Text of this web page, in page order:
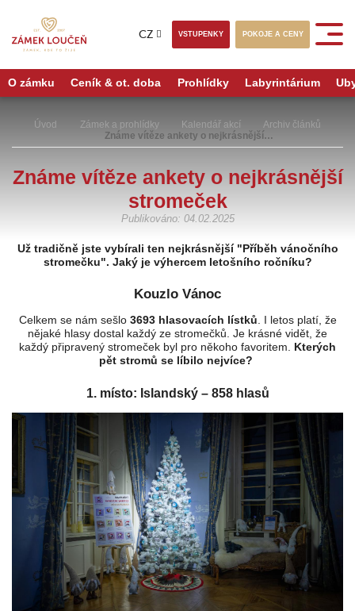
CZ VSTUPENKY POKOJE A CENY
O zámku Ceník & ot. doba Prohlídky Labyrintárium
Úvod Zámek a prohlídky Kalendář akcí
Archiv článků
Známe vítěze ankety o nejkrásnější…
Známe vítěze ankety o nejkrásnější
stromeček
Publikováno: 04.02.2025
Už tradičně jste vybírali ten nejkrásnější "Příběh vánočního
stromečku". Jaký je výhercem letošního ročníku?
Kouzlo Vánoc
Celkem se nám sešlo 3693 hlasovacích lístků . I letos platí, že
nějaké hlasy dostal každý ze stromečků. Je krásné vidět, že
každý připravený stromeček byl pro někoho favoritem.
Kterých
pět stromů se líbilo nejvíce?
1. místo: Islandský – 858 hlasů